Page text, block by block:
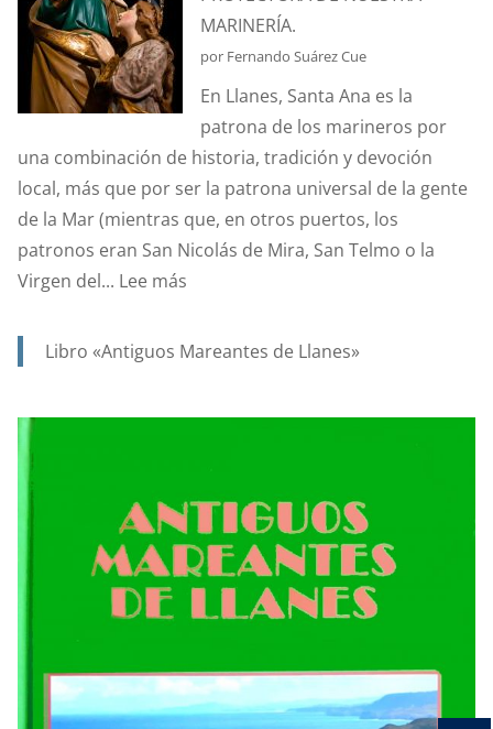
ANÉCDOTA
DEL
ESTANDARTE
DE
SANTA
ANA?
MARINERÍA.
por Fernando Suárez Cue
En Llanes, Santa Ana es la
patrona de los marineros por
una combinación de historia, tradición y devoción
local, más que por ser la patrona universal de la gente
de la Mar (mientras que, en otros puertos, los
patronos eran San Nicolás de Mira, San Telmo o la
Virgen del... Lee más:
ANA.
NUESTRA
MARINERÍA.
Libro «Antiguos Mareantes de Llanes»